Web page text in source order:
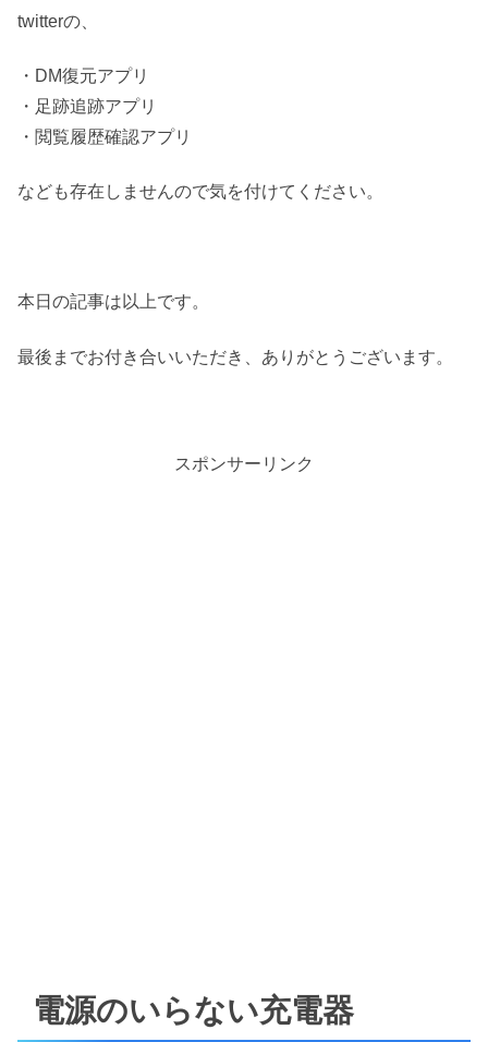
twitterの、
・DM復元アプリ
・足跡追跡アプリ
・閲覧履歴確認アプリ
なども存在しませんので気を付けてください。
本日の記事は以上です。
最後までお付き合いいただき、ありがとうございます。
スポンサーリンク
電源のいらない充電器